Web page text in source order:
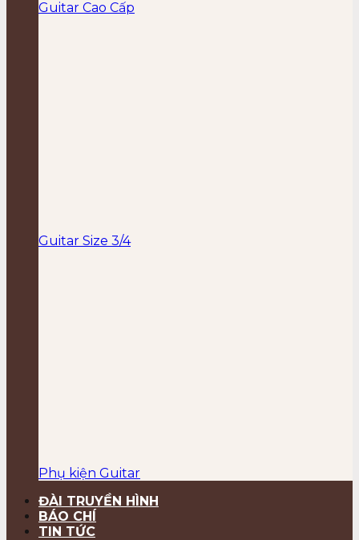
Guitar Cao Cấp
Guitar Size 3/4
Phụ kiện Guitar
ĐÀI TRUYỀN HÌNH
BÁO CHÍ
TIN TỨC